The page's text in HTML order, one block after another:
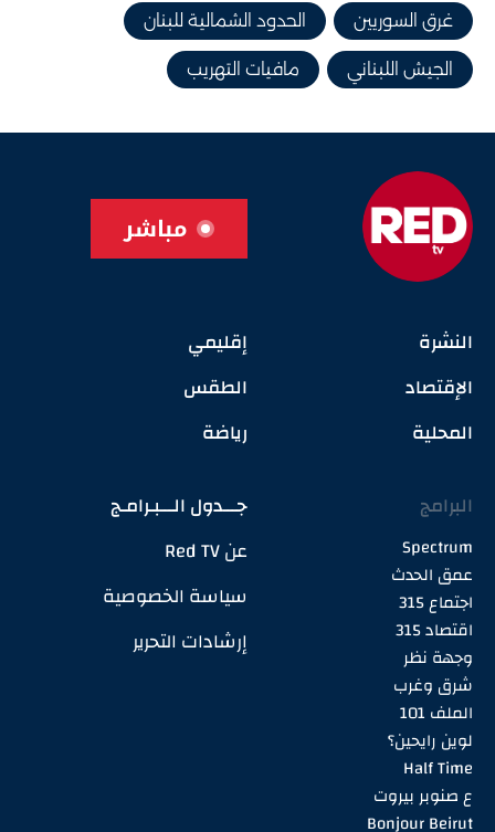
غرق السوريين الحدود الشمالية للبنان
الجيش اللبناني مافيات التهريب
مباشر
النشرة
الإقتصاد
المحلية
إقليمي
الطقس
رياضة
البرامج
Spectrum
عمق الحدث
اجتماع 315
اقتصاد 315
وجهة نظر
شرق وغرب
الملف 101
لوين رايحين؟
Half Time
ع صنوبر بيروت
Bonjour Beirut
جـــدول الـــبـرامـج
عن Red TV
سياسة الخصوصية
إرشادات التحرير